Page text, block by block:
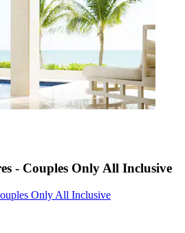
- Couples Only All Inclusive
Only All Inclusive